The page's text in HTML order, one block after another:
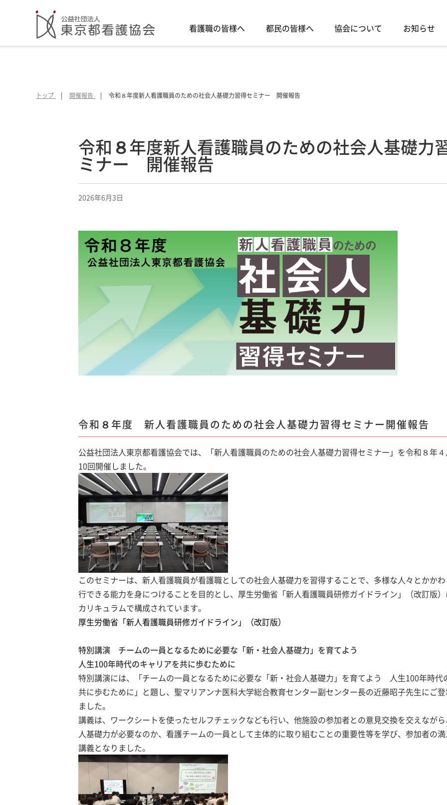
看護職の皆様へ 都民の皆様へ 協会について お知らせ
トップ 開催報告 令和８年度新人看護職員のための社会人基礎力習得セミナー 開催報告
令和８年度新人看護職員のための社会人基礎力
ミナー 開催報告
2026年6月3日
令和８年度 新人看護職員のための社会人基礎力習得セミナー開催報告
公益社団法人東京都看護協会では、「新人看護職員のための社会人基礎力習得セミナー」を令和８年
10回開催しました。
このセミナーは、新人看護職員が看護職としての社会人基礎力を習得することで、多様な人々とかか
行できる能力を身につけることを目的とし、厚生労働省「新人看護職員研修ガイドライン」（改訂版
カリキュラムで構成されています。
厚生労働省「新人看護職員研修ガイドライン」（改訂版）
特別講演 チームの一員となるために必要な「新・社会人基礎力」を育てよう
人生100年時代のキャリアを共に歩むために
特別講演には、「チームの一員となるために必要な「新・社会人基礎力」を育てよう 人生100年時代
共に歩むために」と題し、聖マリアンナ医科大学総合教育センター副センター長の近藤昭子先生にご
ました。
講義は、ワークシートを使ったセルフチェックなども行い、他施設の参加者との意見交換を交えなが
人基礎力が必要なのか、看護チームの一員として主体的に取り組むことの重要性等を学び、参加者の
講義となりました。